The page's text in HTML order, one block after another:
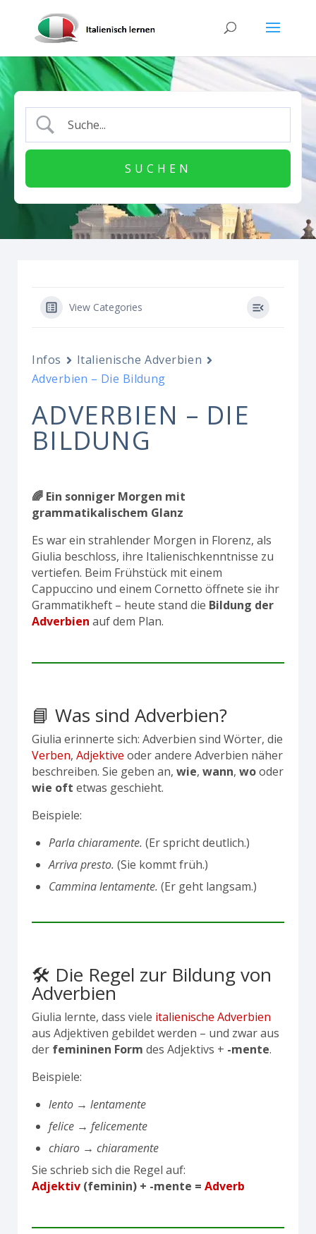
View Categories
Infos
Italienische Adverbien
Adverbien – Die Bildung
ADVERBIEN – DIE
BILDUNG
🌈 Ein sonniger Morgen mit
grammatikalischem Glanz
Es war ein strahlender Morgen in Florenz, als
Giulia beschloss, ihre Italienischkenntnisse zu
vertiefen. Beim Frühstück mit einem
Cappuccino und einem Cornetto öffnete sie ihr
Grammatikheft – heute stand die Bildung der
Adverbien auf dem Plan.
📘 Was sind Adverbien?
Giulia erinnerte sich: Adverbien sind Wörter, die
Verben, Adjektive oder andere Adverbien näher
beschreiben. Sie geben an, wie, wann, wooder
wie oft etwas geschieht.
Beispiele:
Parla chiaramente. (Er spricht deutlich.)
Arriva presto. (Sie kommt früh.)
Cammina lentamente. (Er geht langsam.)
🛠️ Die Regel zur Bildung von
Adverbien
Giulia lernte, dass viele italienische Adverbien
aus Adjektiven gebildet werden – und zwar aus
der femininen Form des Adjektivs + -mente.
Beispiele:
lento → lentamente
felice → felicemente
chiaro → chiaramente
Sie schrieb sich die Regel auf:
Adjektiv (feminin) + -mente = Adverb